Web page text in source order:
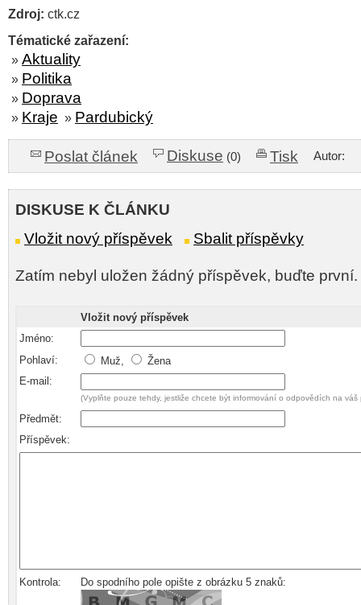
Zdroj: ctk.cz
Tématické zařazení:
» Aktuality
» Politika
» Doprava
» Kraje » Pardubický
Poslat článek Diskuse (0) Tisk Autor:
DISKUSE K ČLÁNKU
Vložit nový příspěvek
Sbalit příspěvky
Zatím nebyl uložen žádný příspěvek, buďte první.
Vložit nový příspěvek
Jméno:
Pohlaví:
Muž,
Žena
E-mail:
(Vyplňte pouze tehdy, jestliže chcete být informování o odpovědích na váš
Předmět:
Příspěvek:
Kontrola: Do spodního pole opište z obrázku 5 znaků: